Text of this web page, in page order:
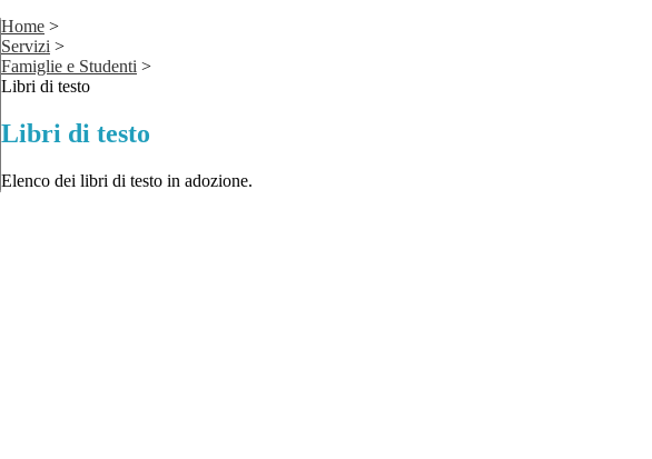
Home >
Servizi >
Famiglie e Studenti >
Libri di testo
Libri di testo
Elenco dei libri di testo in adozione.